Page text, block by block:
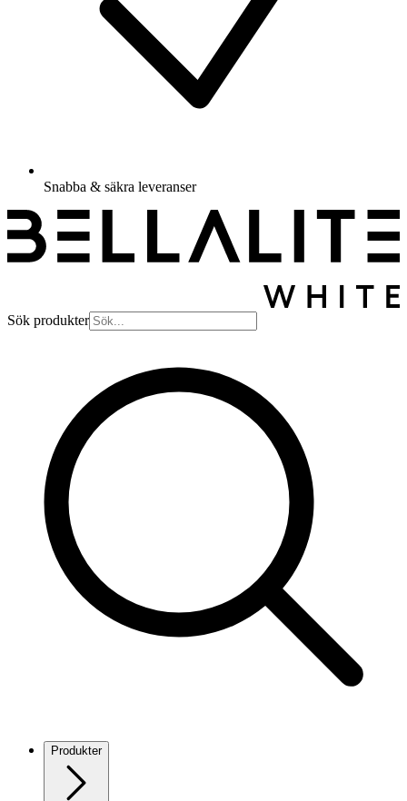
Snabba & säkra leveranser
Sök produkter
Produkter